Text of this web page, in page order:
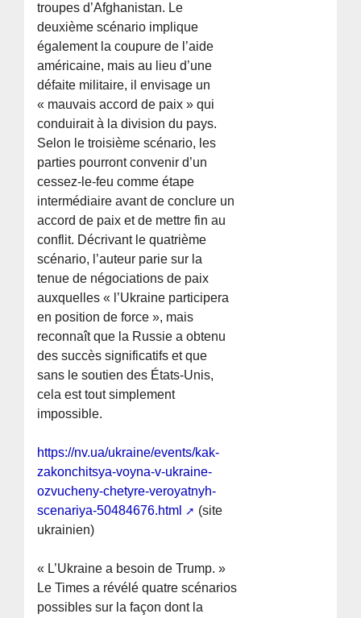
troupes d’Afghanistan. Le
deuxième scénario implique
également la coupure de l’aide
américaine, mais au lieu d’une
défaite militaire, il envisage un
« mauvais accord de paix » qui
conduirait à la division du pays.
Selon le troisième scénario, les
parties pourront convenir d’un
cessez-le-feu comme étape
intermédiaire avant de conclure un
accord de paix et de mettre fin au
conflit. Décrivant le quatrième
scénario, l’auteur parie sur la
tenue de négociations de paix
auxquelles « l’Ukraine participera
en position de force », mais
reconnaît que la Russie a obtenu
des succès significatifs et que
sans le soutien des États-Unis,
cela est tout simplement
impossible.
https://nv.ua/ukraine/events/kak-
zakonchitsya-voyna-v-ukraine-
ozvucheny-chetyre-veroyatnyh-
scenariya-50484676.html
(site
ukrainien)
« L’Ukraine a besoin de Trump. »
Le Times a révélé quatre scénarios
possibles sur la façon dont la